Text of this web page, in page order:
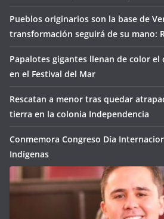
Pueblos originarios son la base de
transformación seguirá de su mano:
Papalotes gigantes llenan de color el
en el Festival del Mar
Rescatan a menor tras quedar
tierra en la colonia Independencia
Conmemora Congreso Día
Indígenas